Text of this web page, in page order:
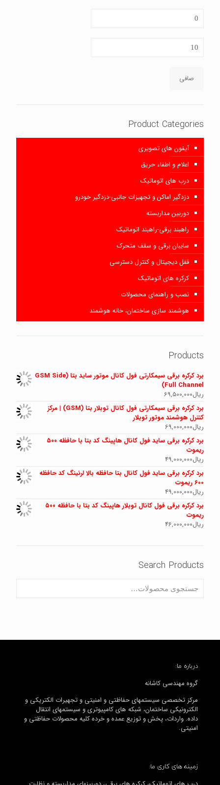
قیمت
قيمت
صافی
Product Categories
آیفون های تصویری
اعلام و اطفاء حریق
درب های اتوماتیک
دزدگیر اماکن و تجهیزات جانبی-دزدگیر خودرو
دوربین مداربسته
راهبند برقی-راهبند اتوماتیک
سایبان برقی و سقف متحرک
قفل دیجیتال و کنترل دسترسی
کرکره های اتوماتیک
نصب و راهنمای محصولات
هوشمند سازی ساختمان، خانه هوشمند
Products
برد کرکره برقی سیمکارتی فول کانال موتور ساید بتا (GSM Side
Full Channel)
ریال69,500,000
برد کرکره برقی سیمکارتی فول کانال توبلار بتا (GSM) | مرکز
کنترل هوشمند موتور توبلار
ریال69,000,000
برد کرکره برقی ساید فول کانال هاپینگ کد بتا با حافظه ۵۰۰
ریموت
ریال49,000,000
برد کرکره برقی ساید فول کانال بتا حافظه بالا لرنینگ کد حافظه
600 ریموت
ریال49,000,000
برد کرکره برقی فول کانال توبلار هاپینگ کد بتا با حافظه ۵۰۰
ریموت
ریال46,000,000
Search Products
درباره ما:
گروه مهندسی کاشانه
مرکز تخصصی سیستمهای حفاظتی و امنیتی و تجهیرات الکتریکی و
الکترونیکی ساختمان، شبکه های کامپیوتری و سیستمهای انتقال
داده. واردات، پخش و توزیع عمده و خرده کلیه محصولات حفاظتی و
امنیتی.
زمینه های کاری ما: